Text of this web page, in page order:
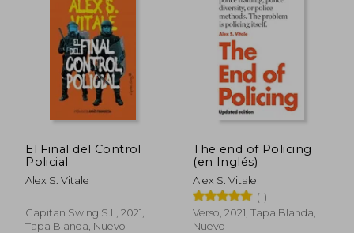
El Final del Control
Policial
Alex S. Vitale
Capitan Swing S.L, 2021,
Tapa Blanda, Nuevo
The end of Policing
(en Inglés)
Alex S. Vitale
(1)
Verso, 2021, Tapa Blanda,
Nuevo